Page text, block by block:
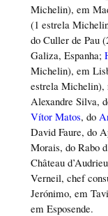
Michelin), em
(1 estrela
do Culler de Pau
Galiza, Espanha;
Michelin), em
estrela Michelin),
Alexandre Silva,
Vítor Matos, do
David Faure, do
Morais, do Rabo
Château
Verneil, chef
Jerónimo, em
em Esposende.